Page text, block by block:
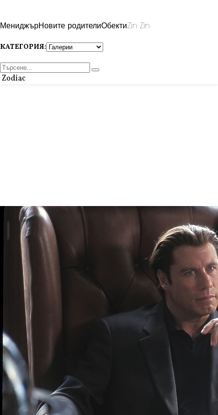
МениджърНовите родителиОбектиZin Zin
КАТЕГОРИЯ:
Zodiac